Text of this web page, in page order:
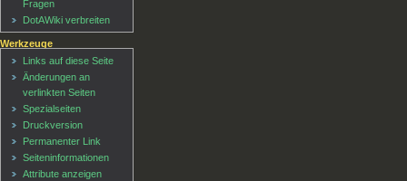
Fragen
DotAWiki verbreiten
Werkzeuge
Links auf diese Seite
Änderungen an
verlinkten Seiten
Spezialseiten
Druckversion
Permanenter Link
Seiten­informationen
Attribute anzeigen